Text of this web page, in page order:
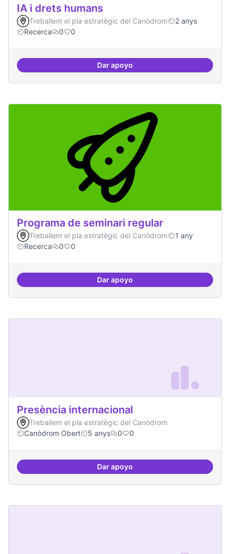
IA i drets humans
Treballem el pla estratègic del Canòdrom
2 anys
Recerca
0 0
Dar apoyoIA i drets humans
Programa de seminari regular
Treballem el pla estratègic del Canòdrom
1 any
Recerca
0 0
Dar apoyoPrograma de seminari regular
Presència internacional
Treballem el pla estratègic del Canòdrom
Canòdrom Obert
5 anys 0 0
Dar apoyoPresència internacional